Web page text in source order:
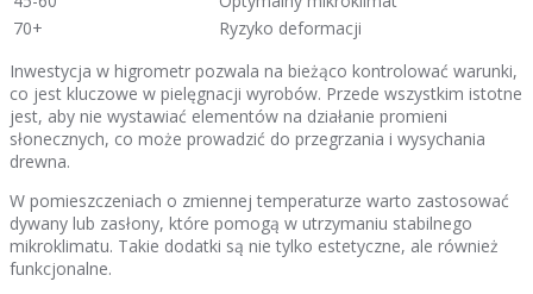
70+
Ryzyko deformacji
Inwestycja w higrometr pozwala na bieżąco kontrolować warunki,
co jest kluczowe w pielęgnacji wyrobów. Przede wszystkim istotne
jest, aby nie wystawiać elementów na działanie promieni
słonecznych, co może prowadzić do przegrzania i wysychania
drewna.
W pomieszczeniach o zmiennej temperaturze warto zastosować
dywany lub zasłony, które pomogą w utrzymaniu stabilnego
mikroklimatu. Takie dodatki są nie tylko estetyczne, ale również
funkcjonalne.